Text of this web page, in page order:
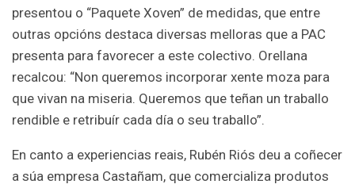
presentou o “Paquete Xoven” de medidas, que entre
outras opcións destaca diversas melloras que a PAC
presenta para favorecer a este colectivo. Orellana
recalcou: “Non queremos incorporar xente moza para
que vivan na miseria. Queremos que teñan un traballo
rendible e retribuír cada día o seu traballo”.
En canto a experiencias reais, Rubén Riós deu a coñecer
a súa empresa Castañam, que comercializa produtos